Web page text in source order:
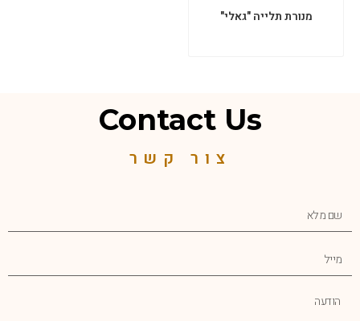
מנורת תלייה "גאלי"
Contact Us
צור קשר